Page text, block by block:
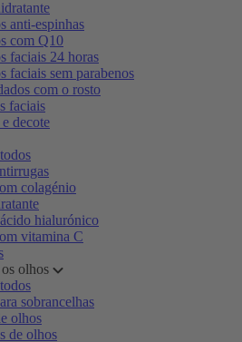
anti-espinhas
com Q10
faciais 24 horas
faciais sem parabenos
com o rosto
faciais
decote
colagénio
hialurónico
vitamina C
olhos
sobrancelhas
olhos
de olhos